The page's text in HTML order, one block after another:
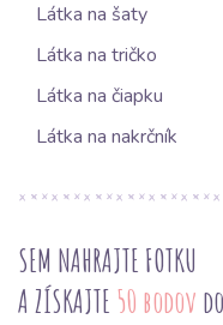
Látka na šaty
Látka na tričko
Látka na čiapku
Látka na nakrčník
SEM NAHRAJTE FOTKU
A ZÍSKAJTE 50 bodov